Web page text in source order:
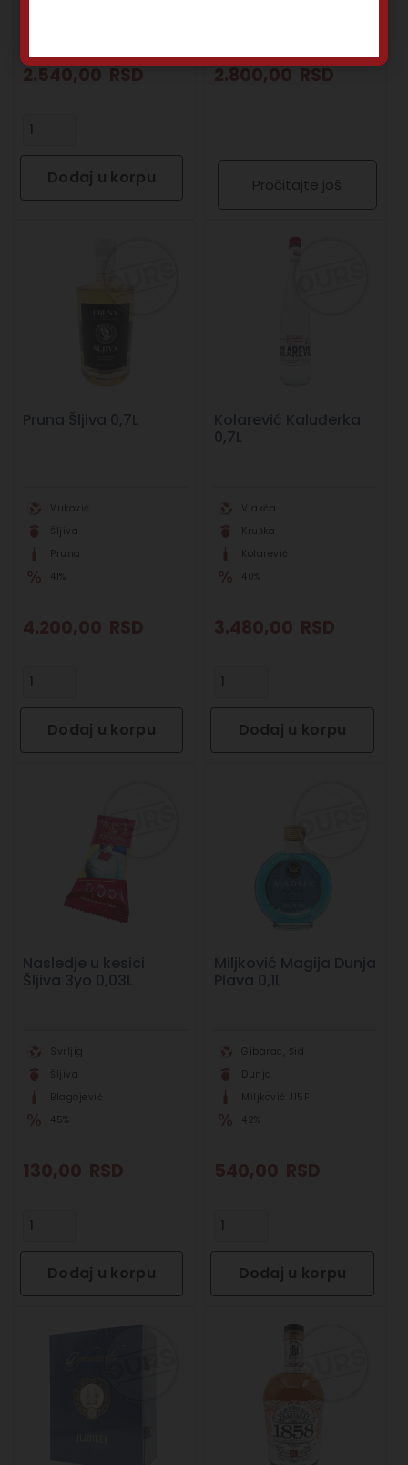
2.540,00 RSD
Dodaj u korpu
2.800,00 RSD
Pročitajte još
Pruna Šljiva 0,7L
Vuković
Šljiva
Pruna
41%
Dodaj u korpu
Kolarević Kaluđerka
0,7L
Vlakča
Kruška
Kolarević
40%
Dodaj u korpu
Nasledje u kesici
Šljiva 3yo 0,03L
Svrljig
Šljiva
Blagojević
45%
Dodaj u korpu
Miljković Magija Dunja
Plava 0,1L
Gibarac, Šid
Dunja
Miljković J15F
42%
Dodaj u korpu